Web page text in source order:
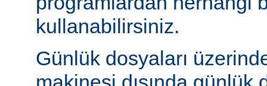
kullanabilirsiniz.
Günlük dosyaları